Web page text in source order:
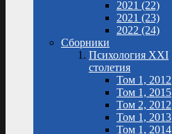
2021 (22)
2021 (23)
2022 (24)
Сборники
Психология XXI
столетия
Том 1, 2012
Том 1, 2015
Том 2, 2012
Том 1, 2013
Том 1, 2014